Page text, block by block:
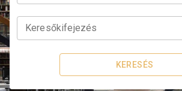
Keresőkifejezés
KERESÉS